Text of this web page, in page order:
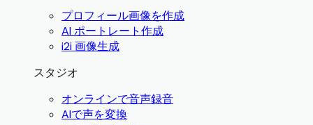
プロフィール画像を作成
AI ポートレート作成
i2i 画像生成
スタジオ
オンラインで音声録音
AIで声を変換